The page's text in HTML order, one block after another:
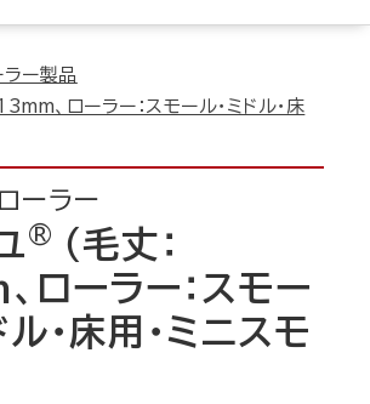
ラー製品
、ローラー：スモール・ミドル・床
ーラー
®
（毛丈：
ローラー：スモー
ル・床用・ミニスモ